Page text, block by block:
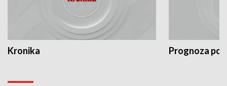
Kronika Prognoza